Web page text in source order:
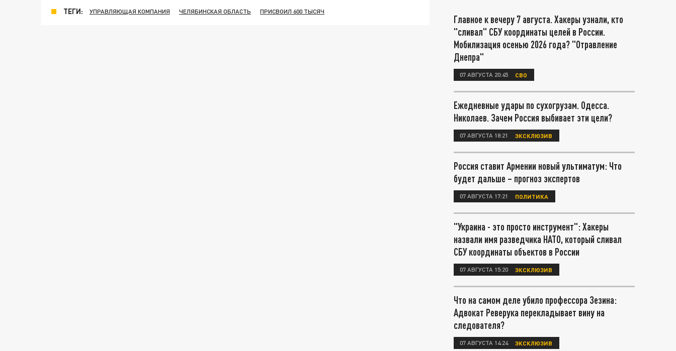
ТЕГИ: УПРАВЛЯЮЩАЯ КОМПАНИЯ ЧЕЛЯБИНСКАЯ ОБЛАСТЬ ПРИСВОИЛ 600 ТЫСЯЧ
Главное к вечеру 7 августа. Хакеры узнали, кто
"сливал" СБУ координаты целей в России.
Мобилизация осенью 2026 года? "Отравление
Днепра"
07 АВГУСТА 20:45 СВО
Ежедневные удары по сухогрузам. Одесса.
Николаев. Зачем Россия выбивает эти цели?
07 АВГУСТА 18:21 ЭКСКЛЮЗИВ
Россия ставит Армении новый ультиматум: Что
будет дальше – прогноз экспертов
07 АВГУСТА 17:21 ПОЛИТИКА
"Украина - это просто инструмент": Хакеры
назвали имя разведчика НАТО, который сливал
СБУ координаты объектов в России
07 АВГУСТА 15:20 ЭКСКЛЮЗИВ
Что на самом деле убило профессора Зезина:
Адвокат Реверука перекладывает вину на
следователя?
07 АВГУСТА 14:24 ЭКСКЛЮЗИВ